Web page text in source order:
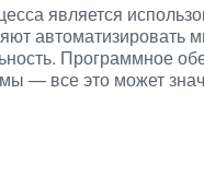
является
автоматизировать
Программное
— все это может